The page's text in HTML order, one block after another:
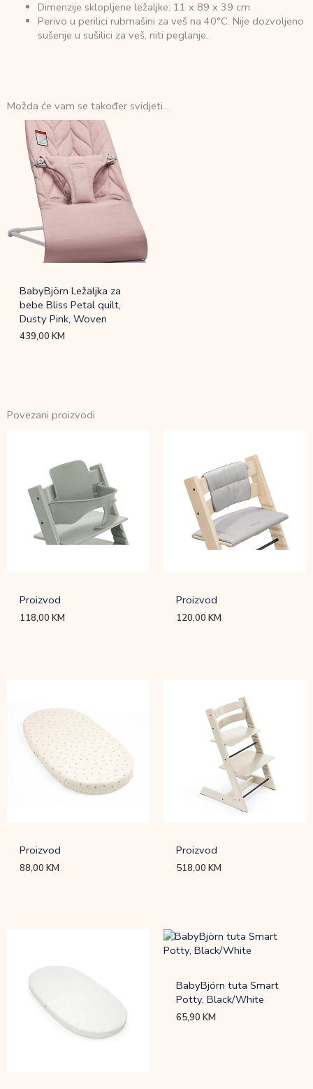
Dimenzije sklopljene ležaljke: 11 x 89 x 39 cm
Perivo u perilici rubmašini za veš na 40°C. Nije dozvoljeno
sušenje u sušilici za veš, niti peglanje.
Možda će vam se također svidjeti…
BabyBjörn Ležaljka za
bebe Bliss Petal quilt,
Dusty Pink, Woven
439,00KM
Povezani proizvodi
Proizvod
118,00KM
Proizvod
120,00KM
Proizvod
88,00KM
Proizvod
518,00KM
BabyBjörn tuta Smart
Potty, Black/White
65,90KM